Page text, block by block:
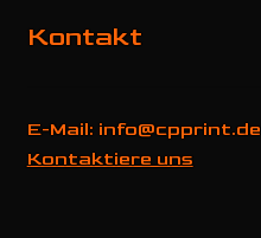
Kontakt
E-Mail: info@cpprint.de
Kontaktiere uns